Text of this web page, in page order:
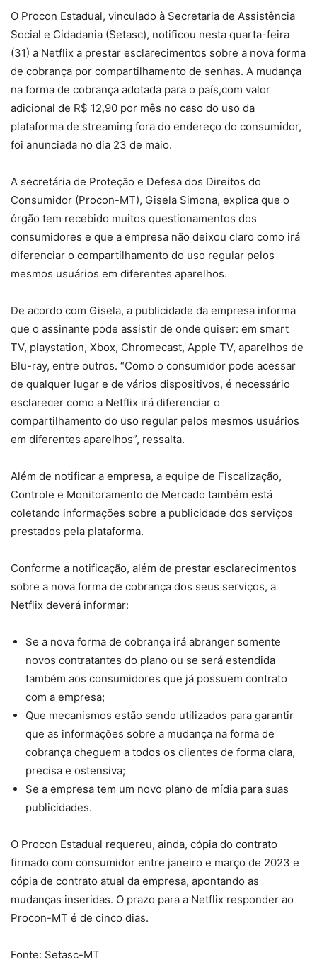
O Procon Estadual, vinculado à Secretaria de Assistência
Social e Cidadania (Setasc), notificou nesta quarta-feira
(31) a Netflix a prestar esclarecimentos sobre a nova forma
de cobrança por compartilhamento de senhas. A mudança
na forma de cobrança adotada para o país,com valor
adicional de R$ 12,90 por mês no caso do uso da
plataforma de streaming fora do endereço do consumidor,
foi anunciada no dia 23 de maio.
A secretária de Proteção e Defesa dos Direitos do
Consumidor (Procon-MT), Gisela Simona, explica que o
órgão tem recebido muitos questionamentos dos
consumidores e que a empresa não deixou claro como irá
diferenciar o compartilhamento do uso regular pelos
mesmos usuários em diferentes aparelhos.
De acordo com Gisela, a publicidade da empresa informa
que o assinante pode assistir de onde quiser: em smart
TV, playstation, Xbox, Chromecast, Apple TV, aparelhos de
Blu-ray, entre outros. “Como o consumidor pode acessar
de qualquer lugar e de vários dispositivos, é necessário
esclarecer como a Netflix irá diferenciar o
compartilhamento do uso regular pelos mesmos usuários
em diferentes aparelhos”, ressalta.
Além de notificar a empresa, a equipe de Fiscalização,
Controle e Monitoramento de Mercado também está
coletando informações sobre a publicidade dos serviços
prestados pela plataforma.
Conforme a notificação, além de prestar esclarecimentos
sobre a nova forma de cobrança dos seus serviços, a
Netflix deverá informar:
Se a nova forma de cobrança irá abranger somente
novos contratantes do plano ou se será estendida
também aos consumidores que já possuem contrato
com a empresa;
Que mecanismos estão sendo utilizados para garantir
que as informações sobre a mudança na forma de
cobrança cheguem a todos os clientes de forma clara,
precisa e ostensiva;
Se a empresa tem um novo plano de mídia para suas
publicidades.
O Procon Estadual requereu, ainda, cópia do contrato
firmado com consumidor entre janeiro e março de 2023 e
cópia de contrato atual da empresa, apontando as
mudanças inseridas. O prazo para a Netflix responder ao
Procon-MT é de cinco dias.
Fonte: Setasc-MT